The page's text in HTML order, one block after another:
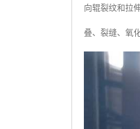
向辊裂纹和拉
叠、裂缝、氧